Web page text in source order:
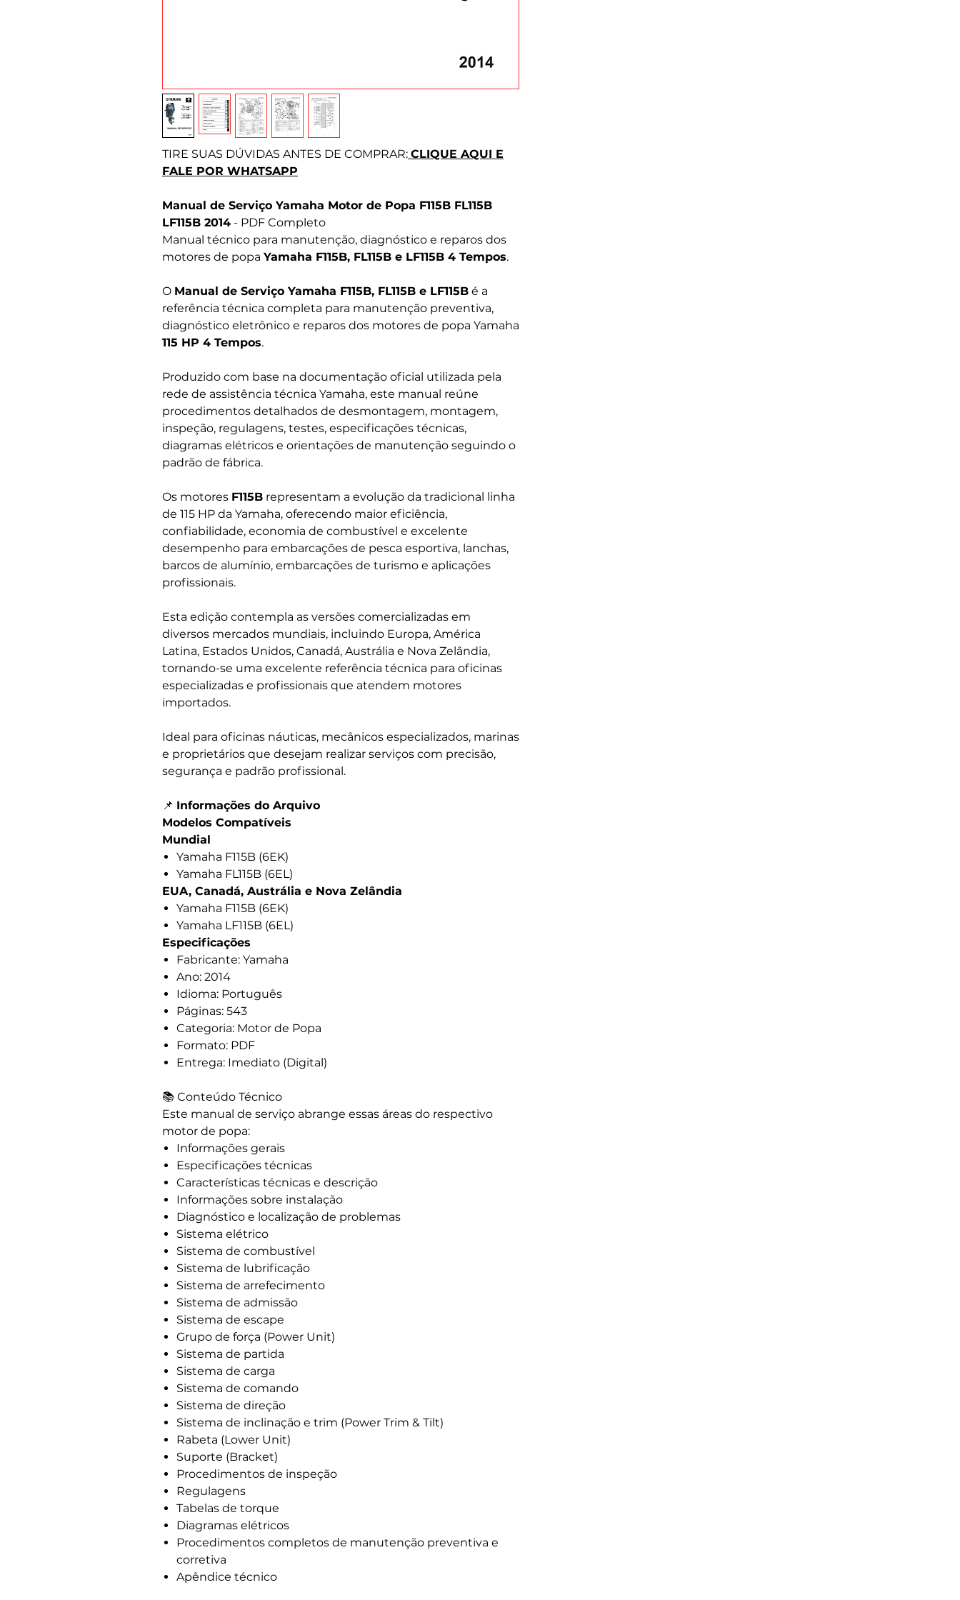
TIRE SUAS DÚVIDAS ANTES DE COMPRAR: CLIQUE AQUI E
FALE POR WHATSAPP
Manual de Serviço Yamaha Motor de Popa F115B FL115B
LF115B 2014 - PDF Completo
Manual técnico para manutenção, diagnóstico e reparos dos
motores de popa Yamaha F115B, FL115B e LF115B 4 Tempos.
O Manual de Serviço Yamaha F115B, FL115B e LF115B é a
referência técnica completa para manutenção preventiva,
diagnóstico eletrônico e reparos dos motores de popa Yamaha
115 HP 4 Tempos.
Produzido com base na documentação oficial utilizada pela
rede de assistência técnica Yamaha, este manual reúne
procedimentos detalhados de desmontagem, montagem,
inspeção, regulagens, testes, especificações técnicas,
diagramas elétricos e orientações de manutenção seguindo o
padrão de fábrica.
Os motores F115B representam a evolução da tradicional linha
de 115 HP da Yamaha, oferecendo maior eficiência,
confiabilidade, economia de combustível e excelente
desempenho para embarcações de pesca esportiva, lanchas,
barcos de alumínio, embarcações de turismo e aplicações
profissionais.
Esta edição contempla as versões comercializadas em
diversos mercados mundiais, incluindo Europa, América
Latina, Estados Unidos, Canadá, Austrália e Nova Zelândia,
tornando-se uma excelente referência técnica para oficinas
especializadas e profissionais que atendem motores
importados.
Ideal para oficinas náuticas, mecânicos especializados, marinas
e proprietários que desejam realizar serviços com precisão,
segurança e padrão profissional.
📌 Informações do Arquivo
Modelos Compatíveis
Mundial
Yamaha F115B (6EK)
Yamaha FL115B (6EL)
EUA, Canadá, Austrália e Nova Zelândia
Yamaha F115B (6EK)
Yamaha LF115B (6EL)
Especificações
Fabricante: Yamaha
Ano: 2014
Idioma: Português
Páginas: 543
Categoria: Motor de Popa
Formato: PDF
Entrega: Imediato (Digital)
📚 Conteúdo Técnico
Este manual de serviço abrange essas áreas do respectivo
motor de popa:
Informações gerais
Especificações técnicas
Características técnicas e descrição
Informações sobre instalação
Diagnóstico e localização de problemas
Sistema elétrico
Sistema de combustível
Sistema de lubrificação
Sistema de arrefecimento
Sistema de admissão
Sistema de escape
Grupo de força (Power Unit)
Sistema de partida
Sistema de carga
Sistema de comando
Sistema de direção
Sistema de inclinação e trim (Power Trim & Tilt)
Rabeta (Lower Unit)
Suporte (Bracket)
Procedimentos de inspeção
Regulagens
Tabelas de torque
Diagramas elétricos
Procedimentos completos de manutenção preventiva e
corretiva
Apêndice técnico